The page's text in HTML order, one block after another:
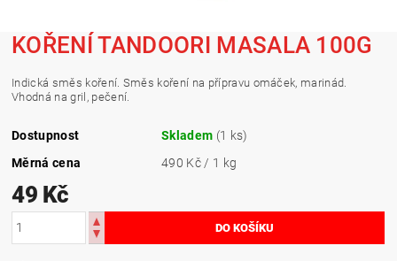
KOŘENÍ TANDOORI MASALA 100G
Indická směs koření. Směs koření na přípravu omáček, marinád.
Vhodná na gril, pečení.
Dostupnost Skladem (1 ks)
Měrná cena
490 Kč / 1 kg
49 Kč